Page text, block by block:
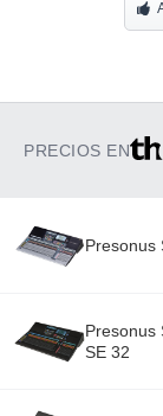
PRECIOS EN
Presonus
Presonus
SE 32